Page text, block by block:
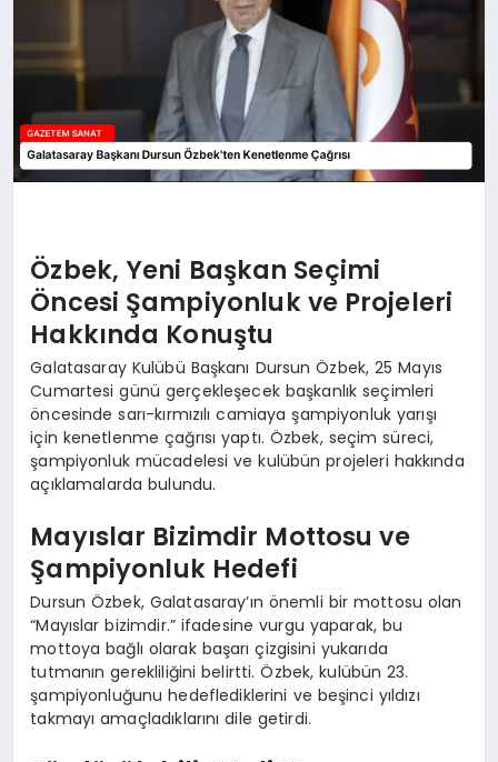
Özbek, Yeni Başkan Seçimi
Öncesi Şampiyonluk ve Projeleri
Hakkında Konuştu
Galatasaray Kulübü Başkanı Dursun Özbek, 25 Mayıs
Cumartesi günü gerçekleşecek başkanlık seçimleri
öncesinde sarı-kırmızılı camiaya şampiyonluk yarışı
için kenetlenme çağrısı yaptı. Özbek, seçim süreci,
şampiyonluk mücadelesi ve kulübün projeleri hakkında
açıklamalarda bulundu.
Mayıslar Bizimdir Mottosu ve
Şampiyonluk Hedefi
Dursun Özbek, Galatasaray’ın önemli bir mottosu olan
“Mayıslar bizimdir.” ifadesine vurgu yaparak, bu
mottoya bağlı olarak başarı çizgisini yukarıda
tutmanın gerekliliğini belirtti. Özbek, kulübün 23.
şampiyonluğunu hedeflediklerini ve beşinci yıldızı
takmayı amaçladıklarını dile getirdi.